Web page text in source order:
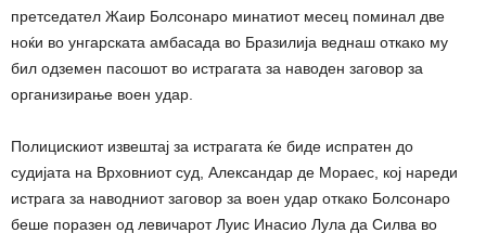
претседател Жаир Болсонаро минатиот месец поминал две
ноќи во унгарската амбасада во Бразилија веднаш откако му
бил одземен пасошот во истрагата за наводен заговор за
организирање воен удар.
Полицискиот извештај за истрагата ќе биде испратен до
судијата на Врховниот суд, Александар де Мораес, кој нареди
истрага за наводниот заговор за воен удар откако Болсонаро
беше поразен од левичарот Луис Инасио Лула да Силва во